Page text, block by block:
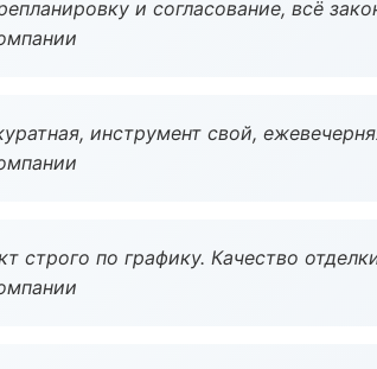
и согласование, всё
инструмент свой,
строго по графику. Качество